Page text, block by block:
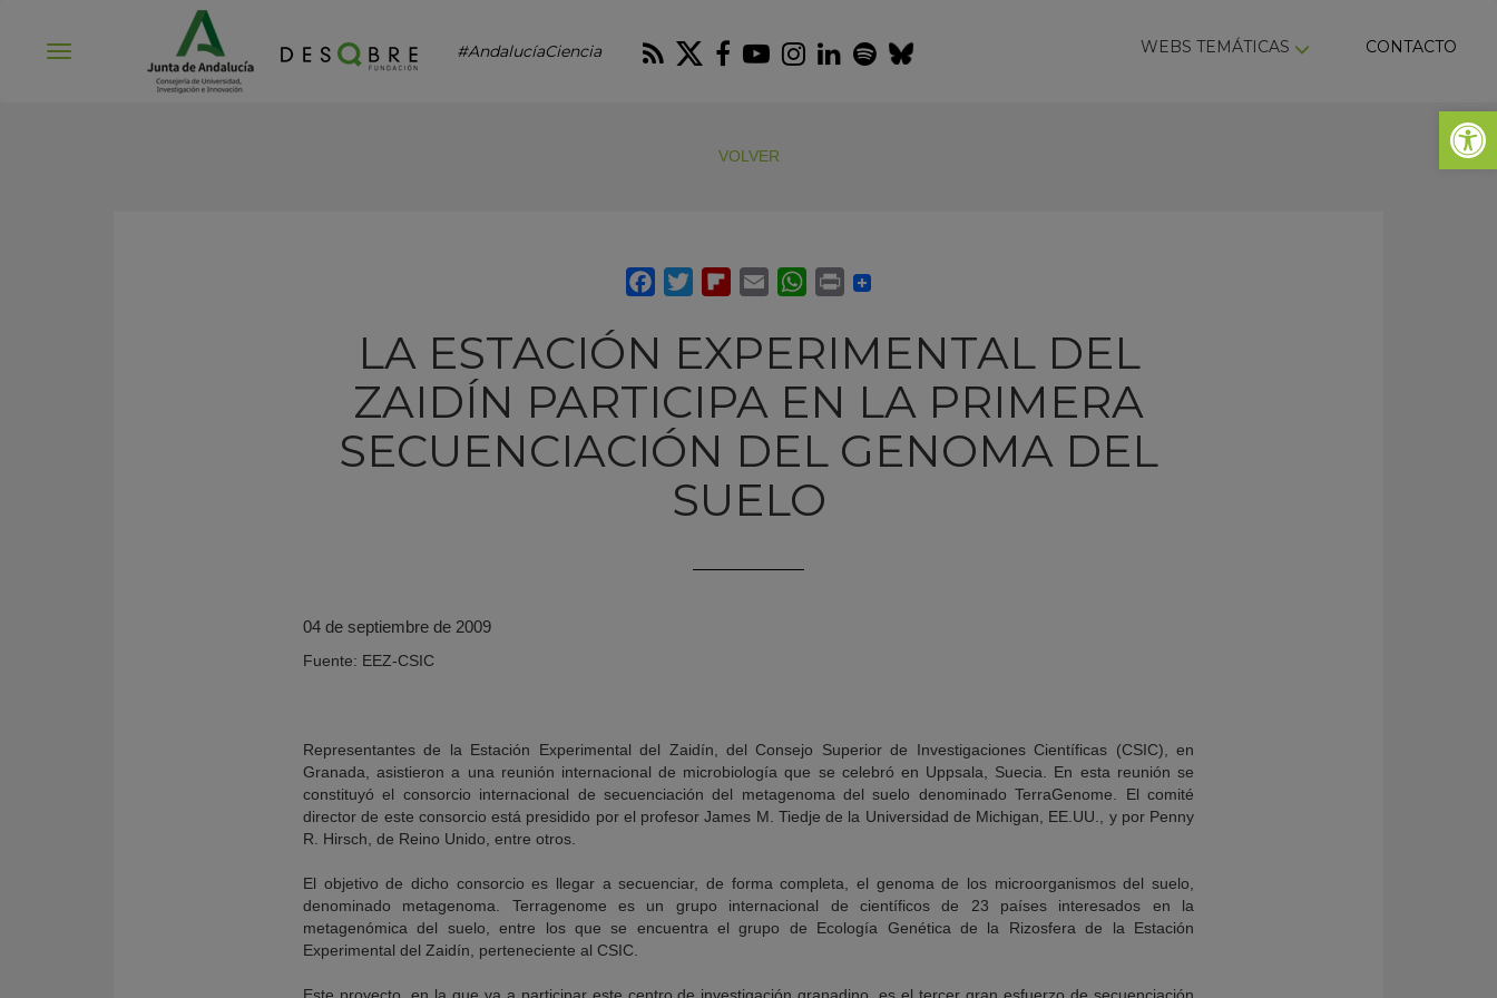
Abrir
#AndalucíaCiencia RSS Twitter
Facebook
Youtube
Instagram
LinkedIn
Spotify
Bluesky WEBS TEMÁTICAS CONTACTO
VOLVER
LA ESTACIÓN EXPERIMENTAL DEL
ZAIDÍN PARTICIPA EN LA PRIMERA
SECUENCIACIÓN DEL GENOMA DEL
SUELO
04 de septiembre de 2009
Fuente: EEZ-CSIC
Representantes de la Estación Experimental del Zaidín, del Consejo Superior de Investigaciones Científicas (CSIC), en
Granada, asistieron a una reunión internacional de microbiología que se celebró en Uppsala, Suecia. En esta reunión se
constituyó el consorcio internacional de secuenciación del metagenoma del suelo denominado TerraGenome. El comité
director de este consorcio está presidido por el profesor James M. Tiedje de la Universidad de Michigan, EE.UU., y por Penny
R. Hirsch, de Reino Unido, entre otros.
El objetivo de dicho consorcio es llegar a secuenciar, de forma completa, el genoma de los microorganismos del suelo,
denominado metagenoma. Terragenome es un grupo internacional de científicos de 23 países interesados en la
metagenómica del suelo, entre los que se encuentra el grupo de Ecología Genética de la Rizosfera de la Estación
Experimental del Zaidín, perteneciente al CSIC.